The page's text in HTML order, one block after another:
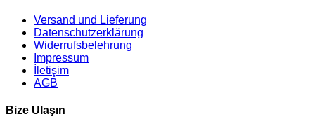
Versand und Lieferung
Datenschutzerklärung
Widerrufsbelehrung
Impressum
İletişim
AGB
Bize Ulaşın